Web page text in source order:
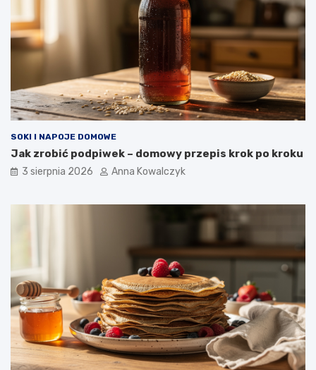
SOKI I NAPOJE DOMOWE
Jak zrobić podpiwek – domowy przepis krok po kroku
3 sierpnia 2026 Anna Kowalczyk